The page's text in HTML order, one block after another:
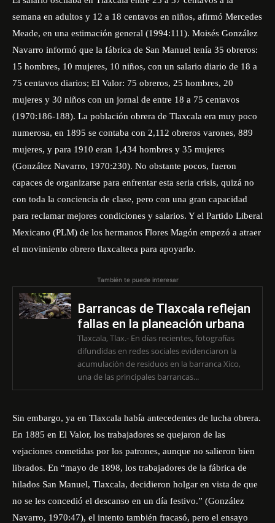
semana en adultos y 12 a 18 centavos en niños, afirmó Mercedes
Meade, en una estimación general (1994:111). Moisés González
Navarro informó que la fábrica de San Manuel tenía 35 obreros:
15 hombres, 10 mujeres, 10 niños, con un salario diario de 18 a
75 centavos diarios; El Valor: 75 obreros, 25 hombres, 20
mujeres y 30 niños con un jornal de entre 18 a 75 centavos
(1970:186-188). La población obrera de Tlaxcala era muy poco
numerosa, en 1895 se contaba con 2,112 obreros varones, 889
mujeres, y para 1910 eran 1,434 hombres y 35 mujeres
(González Navarro, 1970:230). No obstante pocos, fueron
capaces de organizarse para enfrentar esta seria crisis, quizá no
con toda la conciencia de clase, pero con una gran capacidad
para reclamar mejores condiciones y salarios. Y el Partido Liberal
Mexicano (PLM) de los hermanos Flores Magón empezó a atraer
el movimiento obrero tlaxcalteca para apoyarlo.
También te puede interesar
Barrancas de Tlaxcala reflejan
fallas en la planeación urbana
Tlaxcala, Tlax.- En días recientes, fotografías
difundidas en redes sociales evidenciaron la
acumulación de residuos en la barranca Xico,
una de las principales barrancas...
Sin embargo, ya en Tlaxcala había antecedentes de lucha obrera.
En 1885 en El Valor, los trabajadores se quejaron de las
vejaciones cometidas por los patrones, aunque no salieron bien
librados. En “mayo de 1898, los trabajadores de la fábrica de
hilados San Manuel, Tlaxcala, decidieron holgar en vista de que
no se les concedió el descanso en un día festivo.” (González
Navarro, 1970:47), el intento también fracasó, pero el ensayo